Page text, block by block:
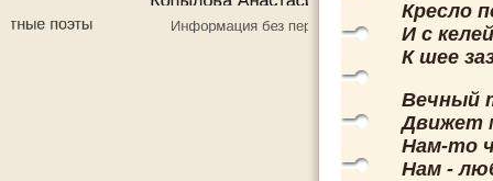
Кресло
И с
К шее
Вечный
Движет
Нам-то
Нам -